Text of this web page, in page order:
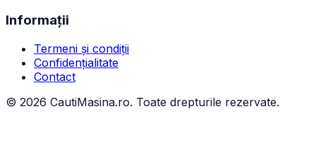
Informații
Termeni și condiții
Confidențialitate
Contact
© 2026 CautiMasina.ro. Toate drepturile rezervate.